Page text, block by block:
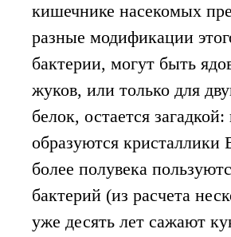
кишечнике насекомых
разные модификации
бактерии, могут быть
жуков, или только для
белок, остается
образуются
более полувека
бактерий (из расчета
уже десять лет сажают